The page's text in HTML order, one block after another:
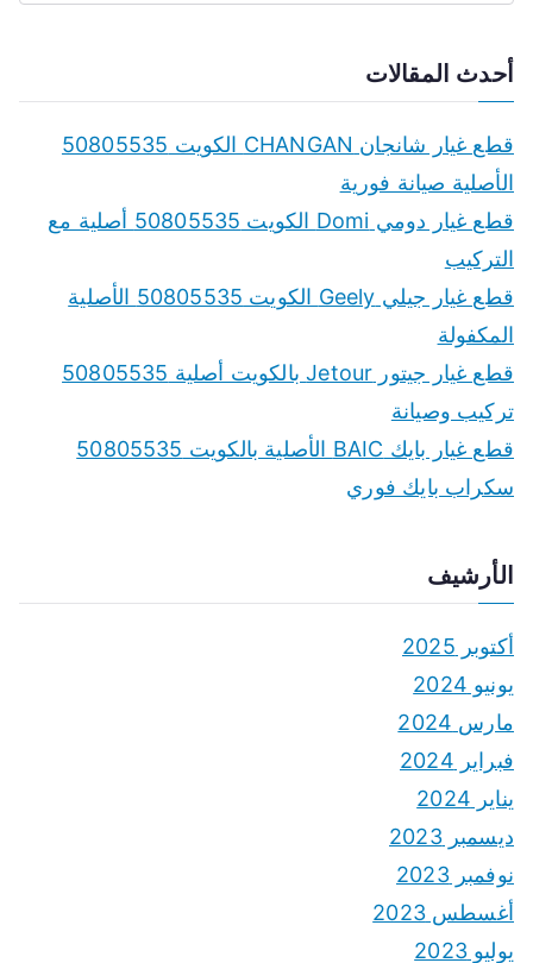
r
أحدث المقالات
قطع غيار شانجان CHANGAN الكويت 50805535
الأصلية صيانة فورية
قطع غيار دومي Domi الكويت 50805535 أصلية مع
التركيب
قطع غيار جيلي Geely الكويت 50805535 الأصلية
المكفولة
قطع غيار جيتور Jetour بالكويت أصلية 50805535
تركيب وصيانة
قطع غيار بايك BAIC الأصلية بالكويت 50805535
سكراب بايك فوري
الأرشيف
أكتوبر 2025
يونيو 2024
مارس 2024
فبراير 2024
يناير 2024
ديسمبر 2023
نوفمبر 2023
أغسطس 2023
يوليو 2023